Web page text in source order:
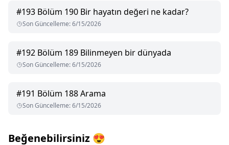
#193 Bölüm 190 Bir hayatın değeri ne kadar?
Son Güncelleme:6/15/2026
#192 Bölüm 189 Bilinmeyen bir dünyada
Son Güncelleme:6/15/2026
#191 Bölüm 188 Arama
Son Güncelleme:6/15/2026
Beğenebilirsiniz 😍